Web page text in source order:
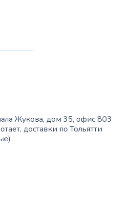
Жукова, дом 35, офис 803
доставки по Тольятти